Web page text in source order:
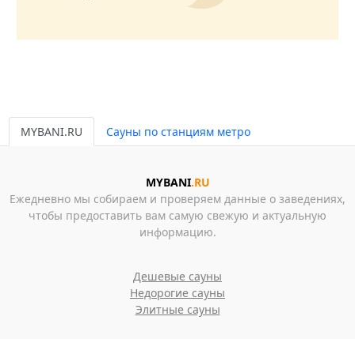
MYBANI.RU Сауны по станциям метро
MYBANI.RU
Ежедневно мы собираем и проверяем данные о заведениях,
чтобы предоставить вам самую свежую и актуальную
информацию.
Дешевые сауны
Недорогие сауны
Элитные сауны